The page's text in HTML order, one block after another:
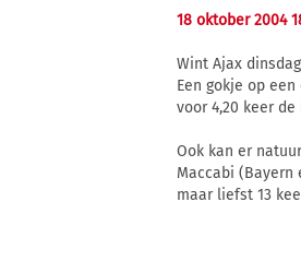
18 oktober 2004
Wint Ajax
Een gokje op
voor 4,20 keer
Ook kan er
Maccabi
maar liefst 13